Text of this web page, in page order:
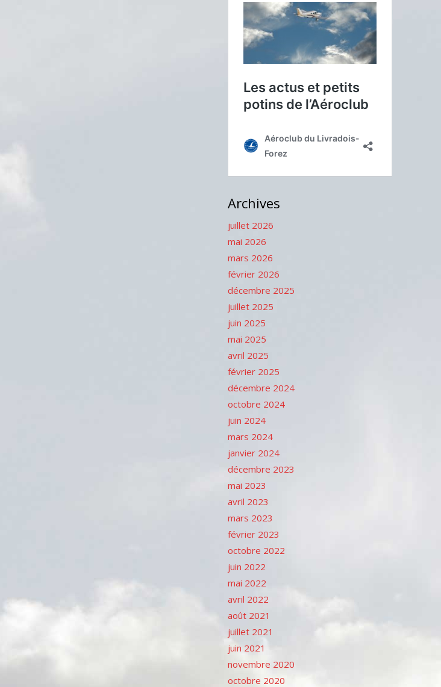
Archives
juillet 2026
mai 2026
mars 2026
février 2026
décembre 2025
juillet 2025
juin 2025
mai 2025
avril 2025
février 2025
décembre 2024
octobre 2024
juin 2024
mars 2024
janvier 2024
décembre 2023
mai 2023
avril 2023
mars 2023
février 2023
octobre 2022
juin 2022
mai 2022
avril 2022
août 2021
juillet 2021
juin 2021
novembre 2020
octobre 2020